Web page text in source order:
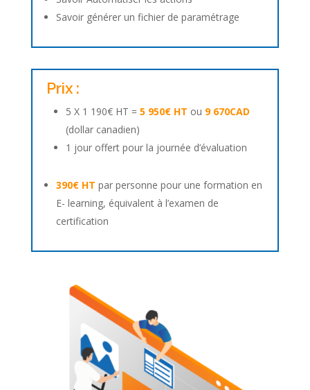
Savoir générer un fichier de paramétrage
Prix :
5 X 1 190€ HT =5 950€ HT ou 9 670CAD
(dollar canadien)
1 jour offert pour la journée d’évaluation
390€ HT par personne pour une formation en
E- learning, équivalent à l’examen de
certification